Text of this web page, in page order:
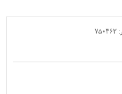
۷۵۰۳۶۲